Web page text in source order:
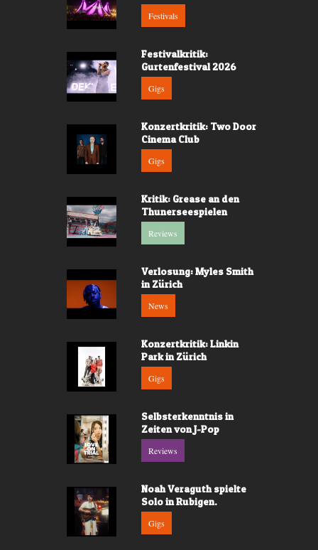
Festivals
Festivalkritik:
Gurtenfestival 2026
Gigs
Konzertkritik: Two Door
Cinema Club
Gigs
Kritik: Grease an den
Thunerseespielen
Reviews
Verlosung: Myles Smith
in Zürich
News
Konzertkritik: Linkin
Park in Zürich
Gigs
Selbsterkenntnis in
Zeiten von J-Pop
Reviews
Noah Veraguth spielte
Solo in Rubigen.
Gigs